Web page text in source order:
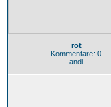
rot
Kommentare: 0
andi